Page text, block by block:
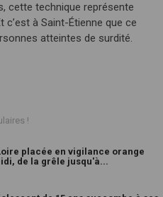
cette technique représente
c’est à Saint-Étienne que ce
atteintes de surdité.
!
placée en vigilance orange
de la grêle jusqu'à...